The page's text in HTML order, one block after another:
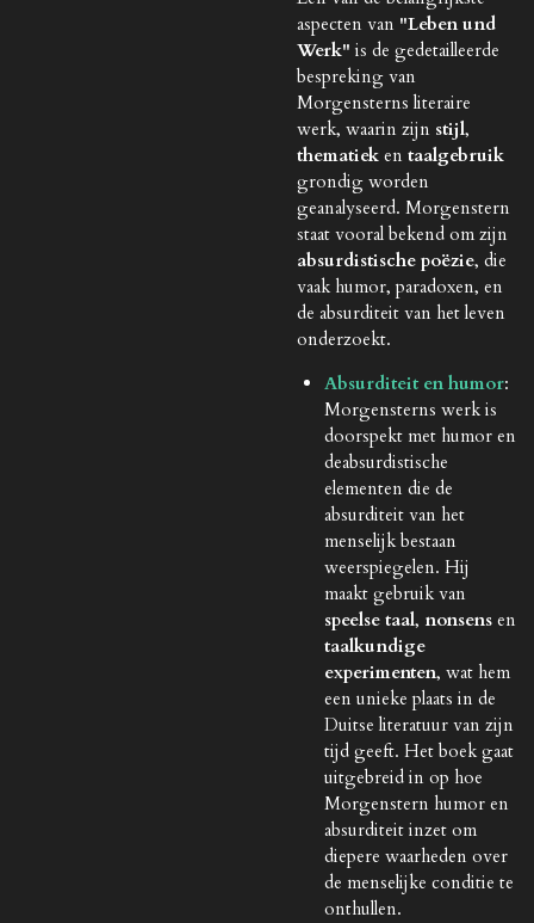
aspecten van "Leben und
Werk" is de gedetailleerde
bespreking van
Morgensterns literaire
werk, waarin zijn stijl,
thematiek en taalgebruik
grondig worden
geanalyseerd. Morgenstern
staat vooral bekend om zijn
absurdistische poëzie, die
vaak humor, paradoxen, en
de absurditeit van het leven
onderzoekt.
Absurditeit en humor:
Morgensterns werk is
doorspekt met humor en
deabsurdistische
elementen die de
absurditeit van het
menselijk bestaan
weerspiegelen. Hij
maakt gebruik van
speelse taal, nonsensen
taalkundige
experimenten, wat hem
een unieke plaats in de
Duitse literatuur van zijn
tijd geeft. Het boek gaat
uitgebreid in op hoe
Morgenstern humor en
absurditeit inzet om
diepere waarheden over
de menselijke conditie te
onthullen.